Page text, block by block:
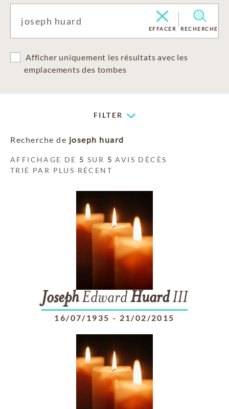
EFFACER RECHERCHE
Afficher uniquement les résultats avec les
emplacements des tombes
FILTER
Recherche de joseph huard
AFFICHAGE DE 5 SUR 5 AVIS DÉCÈS
TRIÉ PAR PLUS RÉCENT
JosephEdwardHuardIII
16/07/1935 - 21/02/2015